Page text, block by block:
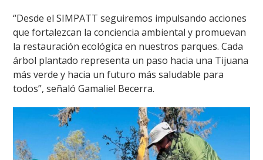
“Desde el SIMPATT seguiremos impulsando acciones
que fortalezcan la conciencia ambiental y promuevan
la restauración ecológica en nuestros parques. Cada
árbol plantado representa un paso hacia una Tijuana
más verde y hacia un futuro más saludable para
todos”, señaló Gamaliel Becerra.